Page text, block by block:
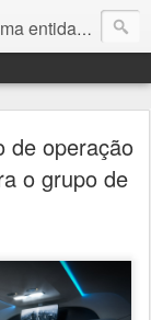
jornalistas e nem este é um blog jornalístico.
de operação
o grupo de